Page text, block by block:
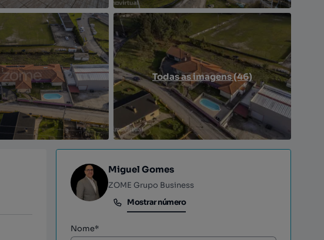
Todas as imagens (46)
Miguel Gomes
ZOME Grupo Business
Mostrar número
Mostrar número
Nome*